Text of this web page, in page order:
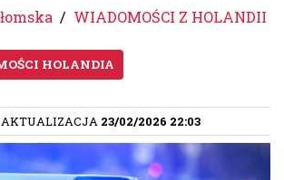
WIADOMOŚCI Z HOLANDII
HOLANDIA
23/02/2026 22:03